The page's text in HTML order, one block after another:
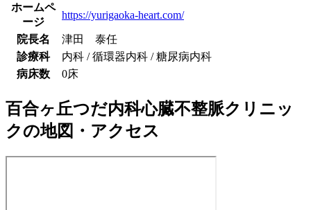
ホームペ
ージ
https://yurigaoka-heart.com/
院長名
津田 泰任
診療科
内科 / 循環器内科 / 糖尿病内科
病床数
0床
百合ヶ丘つだ内科心臓不整脈クリニッ
クの地図・アクセス